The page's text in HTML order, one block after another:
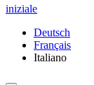
iniziale
Deutsch
Français
Italiano